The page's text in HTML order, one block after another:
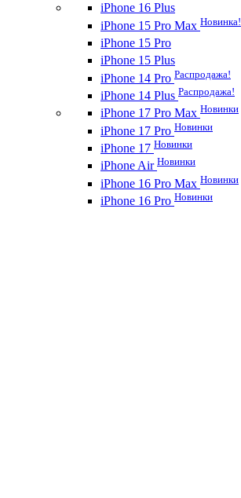
iPhone 16 Plus
iPhone 15 Pro Max Новинка!
iPhone 15 Pro
iPhone 15 Plus
iPhone 14 Pro Распродажа!
iPhone 14 Plus Распродажа!
iPhone 17 Pro Max Новинки
iPhone 17 Pro Новинки
iPhone 17 Новинки
iPhone Air Новинки
iPhone 16 Pro Max Новинки
iPhone 16 Pro Новинки